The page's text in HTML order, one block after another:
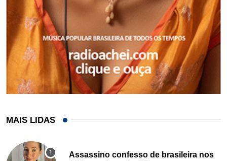
MAIS LIDAS
Assassino confesso de brasileira nos